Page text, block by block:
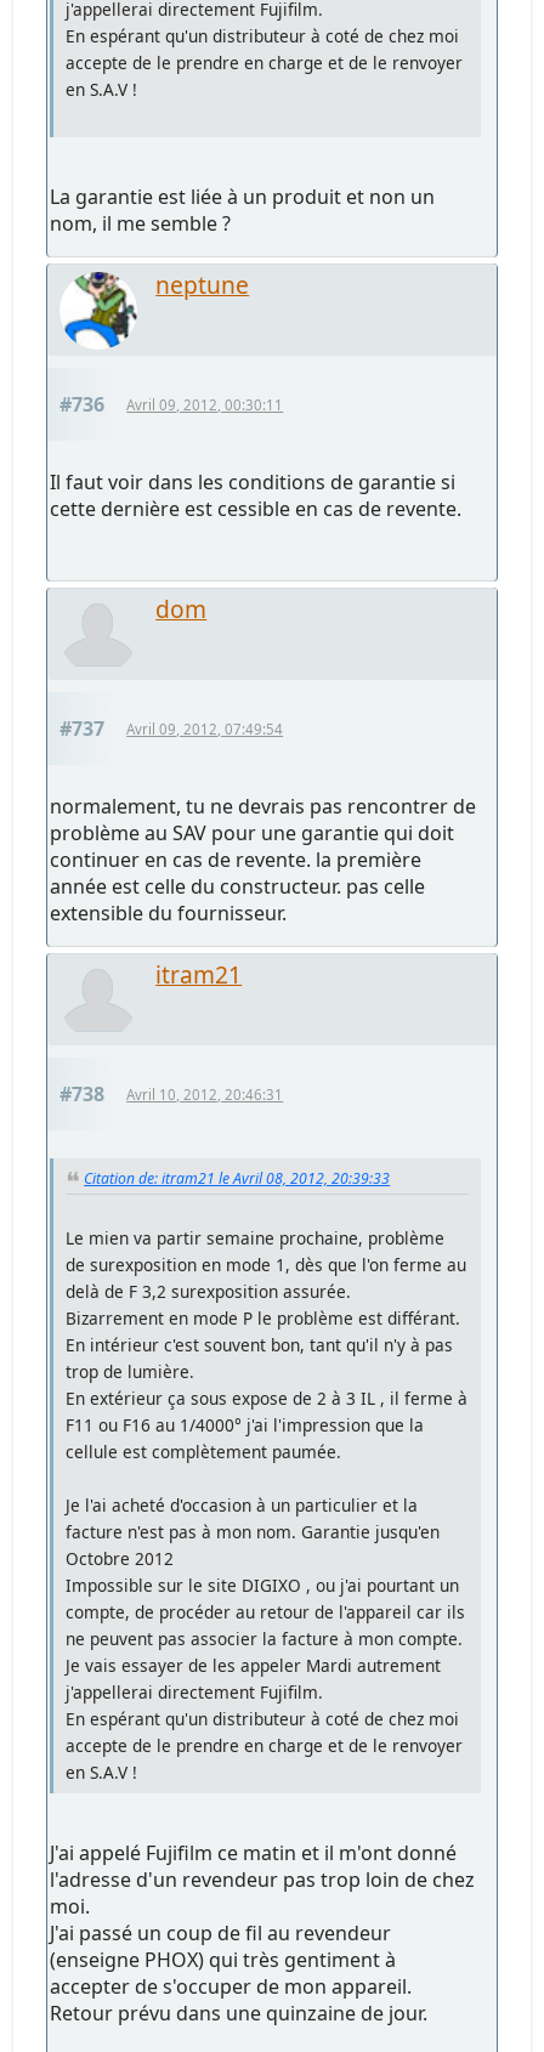
j'appellerai directement Fujifilm.
En espérant qu'un distributeur à coté de chez moi
accepte de le prendre en charge et de le renvoyer
en S.A.V !
La garantie est liée à un produit et non un
nom, il me semble ?
neptune
#736 Avril 09, 2012, 00:30:11
Il faut voir dans les conditions de garantie si
cette dernière est cessible en cas de revente.
dom
#737 Avril 09, 2012, 07:49:54
normalement, tu ne devrais pas rencontrer de
problème au SAV pour une garantie qui doit
continuer en cas de revente. la première
année est celle du constructeur. pas celle
extensible du fournisseur.
itram21
#738 Avril 10, 2012, 20:46:31
Citation de: itram21 le Avril 08, 2012, 20:39:33
Le mien va partir semaine prochaine, problème
de surexposition en mode 1, dès que l'on ferme au
delà de F 3,2 surexposition assurée.
Bizarrement en mode P le problème est différant.
En intérieur c'est souvent bon, tant qu'il n'y à pas
trop de lumière.
En extérieur ça sous expose de 2 à 3 IL , il ferme à
F11 ou F16 au 1/4000° j'ai l'impression que la
cellule est complètement paumée.
Je l'ai acheté d'occasion à un particulier et la
facture n'est pas à mon nom. Garantie jusqu'en
Octobre 2012
Impossible sur le site DIGIXO , ou j'ai pourtant un
compte, de procéder au retour de l'appareil car ils
ne peuvent pas associer la facture à mon compte.
Je vais essayer de les appeler Mardi autrement
j'appellerai directement Fujifilm.
En espérant qu'un distributeur à coté de chez moi
accepte de le prendre en charge et de le renvoyer
en S.A.V !
J'ai appelé Fujifilm ce matin et il m'ont donné
l'adresse d'un revendeur pas trop loin de chez
moi.
J'ai passé un coup de fil au revendeur
(enseigne PHOX) qui très gentiment à
accepter de s'occuper de mon appareil.
Retour prévu dans une quinzaine de jour.